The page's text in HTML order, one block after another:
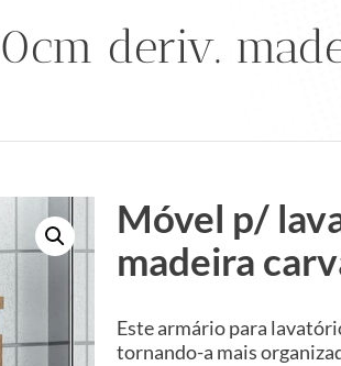
deriv.
Móvel p/
madeira
Este armário para
tornando-a mais